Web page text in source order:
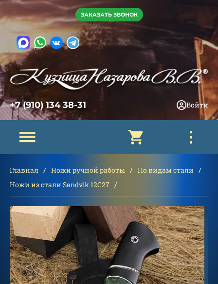
ЗАКАЗАТЬ ЗВОНОК
+7 (910) 134 38-31 Войти
Главная Ножи ручной работы
По видам стали
Ножи из стали Sandvik 12C27